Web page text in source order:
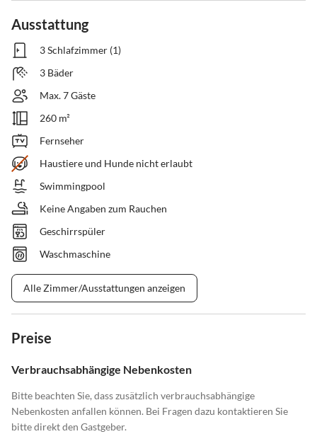
Ausstattung
3 Schlafzimmer (1)
3 Bäder
Max. 7 Gäste
260 m²
Fernseher
Haustiere und Hunde nicht erlaubt
Swimmingpool
Keine Angaben zum Rauchen
Geschirrspüler
Waschmaschine
Alle Zimmer/Ausstattungen anzeigen
Preise
Verbrauchsabhängige Nebenkosten
Bitte beachten Sie, dass zusätzlich verbrauchsabhängige
Nebenkosten anfallen können. Bei Fragen dazu kontaktieren Sie
bitte direkt den Gastgeber.